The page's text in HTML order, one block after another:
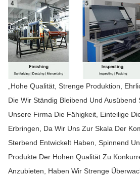
„Hohe Qualität, Strenge Produktion,
Die Wir Ständig Bleibend Und Ausübend
Unsere Firma Die Fähigkeit, Einteilige
Erbringen, Da Wir Uns Zur Skala Der
Sterbend Entwickelt Haben, Spinnend
Produkte Der Hohen Qualität Zu
Anzubieten, Haben Wir Strenge